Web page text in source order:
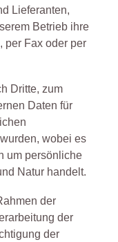
Lieferanten,
Betrieb ihre
per Fax oder per
Dritte, zum
Daten für
wobei es
um persönliche
Natur handelt.
der
der
der